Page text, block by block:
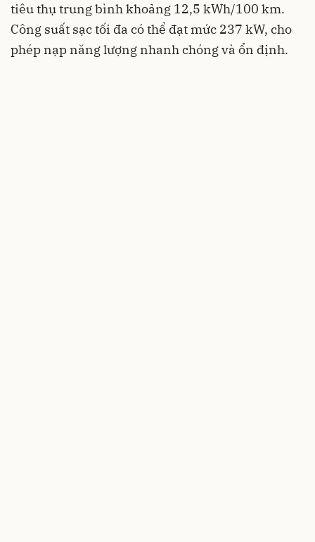
tiêu thụ trung bình khoảng 12,5 kWh/100 km.
Công suất sạc tối đa có thể đạt mức 237 kW, cho
phép nạp năng lượng nhanh chóng và ổn định.